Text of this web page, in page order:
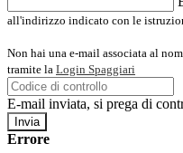
all'indirizzo indicato con le
Non hai una e-mail associata al
tramite la Login Spaggiari
E-mail inviata, si prega di
Errore